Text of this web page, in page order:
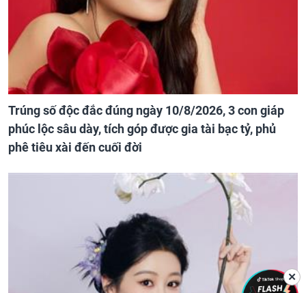
Trúng số độc đắc đúng ngày 10/8/2026, 3 con giáp
phúc lộc sâu dày, tích góp được gia tài bạc tỷ, phủ
phê tiêu xài đến cuối đời
✕